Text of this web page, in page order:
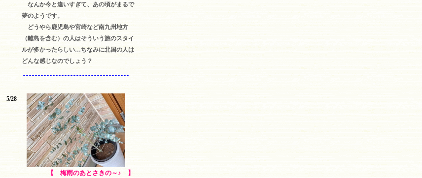
なんか今と違いすぎて、あの頃がまるで
夢のようです。
どうやら鹿児島や宮崎など南九州地方
（離島を含む）の人はそういう旅のスタイ
ルが多かったらしい…ちなみに北国の人は
どんな感じなのでしょう？
5/28
【 梅雨のあとさきの～♪ 】